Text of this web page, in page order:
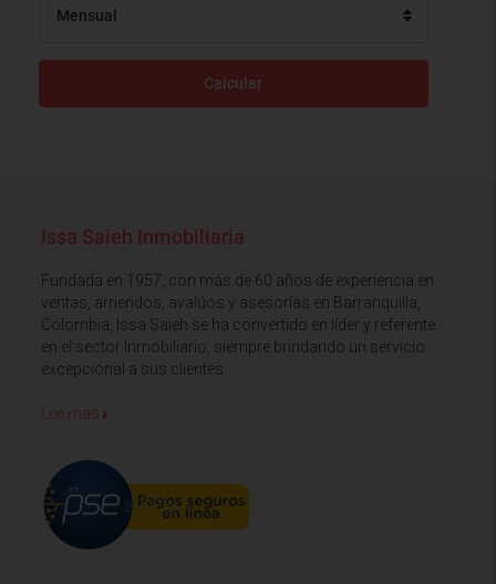
Mensual
Calcular
Issa Saieh Inmobiliaria
Fundada en 1957, con más de 60 años de experiencia en
ventas, arriendos, avalúos y asesorías en Barranquilla,
Colombia, Issa Saieh se ha convertido en líder y referente
en el sector Inmobiliario, siempre brindando un servicio
excepcional a sus clientes
Lee mas